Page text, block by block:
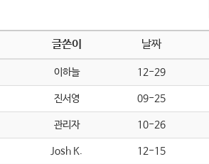
글쓴이 날짜
이하늘 12-29
진서영 09-25
관리자 10-26
Josh K. 12-15